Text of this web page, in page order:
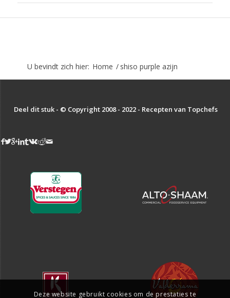
U bevindt zich hier: Home / shiso purple azijn
Deel dit stuk - © Copyright 2008 - 2022 - Recepten van Topchefs
Deze website gebruikt cookies om de prestaties te